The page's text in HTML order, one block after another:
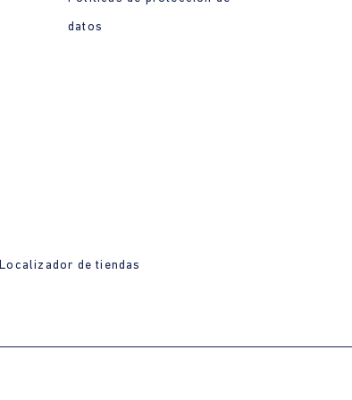
datos
Localizador de tiendas